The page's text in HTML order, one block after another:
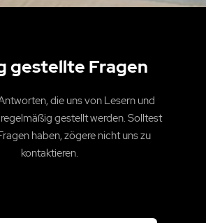
gestellte Fragen
die uns von Lesern und
gestellt werden. Solltest
haben, zögere nicht uns zu
kontaktieren.